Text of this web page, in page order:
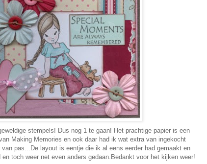
stempels! Dus nog 1 te gaan! Het prachtige papier is een
Making Memories en ook daar had ik wat extra van ingekocht
van pas...De layout is eentje die ik al eens eerder had gemaakt en
toch weer net even anders gedaan.Bedankt voor het kijken weer!